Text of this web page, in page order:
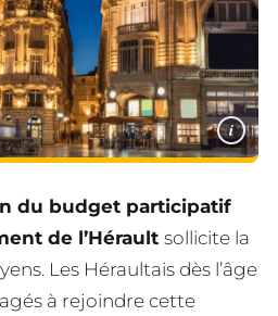
i
du budget participatif
de l’Hérault sollicite la
Les Héraultais dès l’âge
à rejoindre cette